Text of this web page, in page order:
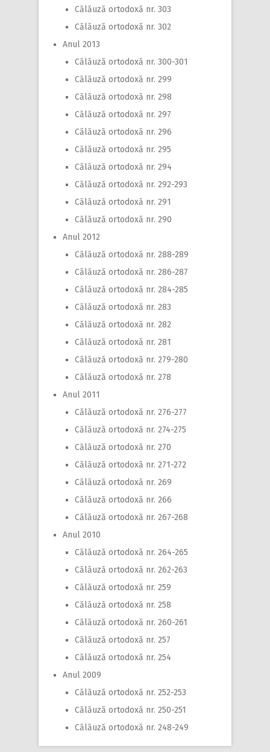
Călăuză ortodoxă nr. 303
Călăuză ortodoxă nr. 302
Anul 2013
Călăuză ortodoxă nr. 300-301
Călăuză ortodoxă nr. 299
Călăuză ortodoxă nr. 298
Călăuză ortodoxă nr. 297
Călăuză ortodoxă nr. 296
Călăuză ortodoxă nr. 295
Călăuză ortodoxă nr. 294
Călăuză ortodoxă nr. 292-293
Călăuză ortodoxă nr. 291
Călăuză ortodoxă nr. 290
Anul 2012
Călăuză ortodoxă nr. 288-289
Călăuză ortodoxă nr. 286-287
Călăuză ortodoxă nr. 284-285
Călăuză ortodoxă nr. 283
Călăuză ortodoxă nr. 282
Călăuză ortodoxă nr. 281
Călăuză ortodoxă nr. 279-280
Călăuză ortodoxă nr. 278
Anul 2011
Călăuză ortodoxă nr. 276-277
Călăuză ortodoxă nr. 274-275
Călăuză ortodoxă nr. 270
Călăuză ortodoxă nr. 271-272
Călăuză ortodoxă nr. 269
Călăuză ortodoxă nr. 266
Călăuză ortodoxă nr. 267-268
Anul 2010
Călăuză ortodoxă nr. 264-265
Călăuză ortodoxă nr. 262-263
Călăuză ortodoxă nr. 259
Călăuză ortodoxă nr. 258
Călăuză ortodoxă nr. 260-261
Călăuză ortodoxă nr. 257
Călăuză ortodoxă nr. 254
Anul 2009
Călăuză ortodoxă nr. 252-253
Călăuză ortodoxă nr. 250-251
Călăuză ortodoxă nr. 248-249